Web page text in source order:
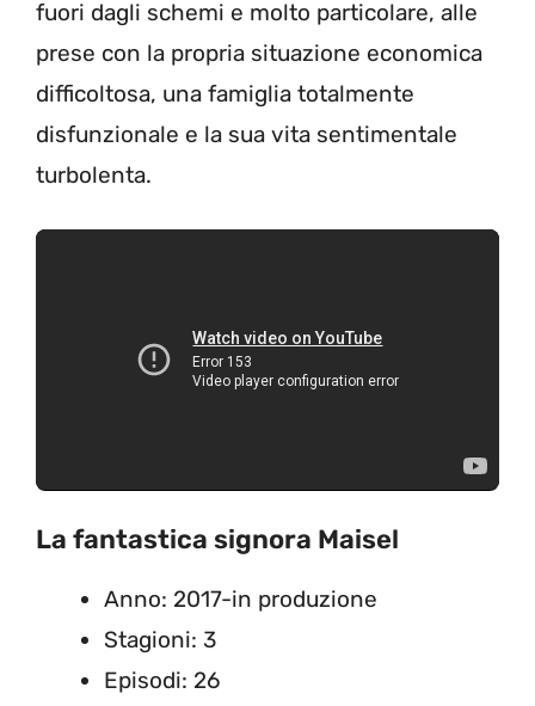
fuori dagli schemi e molto particolare, alle
prese con la propria situazione economica
difficoltosa, una famiglia totalmente
disfunzionale e la sua vita sentimentale
turbolenta.
La fantastica signora Maisel
Anno: 2017-in produzione
Stagioni: 3
Episodi: 26